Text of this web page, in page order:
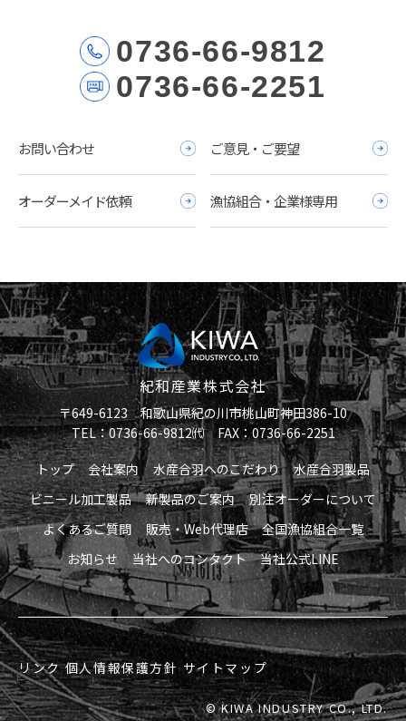
0736-66-9812
0736-66-2251
お問い合わせ ご意見・ご要望
オーダーメイド依頼 漁協組合・企業様専用
紀和産業株式会社
〒649-6123 和歌山県紀の川市桃山町神田386-10
TEL：0736-66-9812㈹ FAX：0736-66-2251
トップ
会社案内 水産合羽へのこだわり
水産合羽製品
ビニール加工製品
新製品のご案内
別注オーダーについて
よくあるご質問
販売・Web代理店
全国漁協組合一覧
お知らせ
当社へのコンタクト 当社公式LINE
リンク 個人情報保護方針 サイトマップ
© KIWA INDUSTRY CO., LTD.